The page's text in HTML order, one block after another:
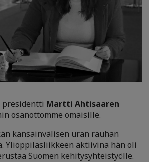
presidentti Martti Ahtisaaren
osanottomme omaisille.
kansainvälisen uran rauhan
Ylioppilasliikkeen aktiivina hän oli
Suomen kehitysyhteistyölle.